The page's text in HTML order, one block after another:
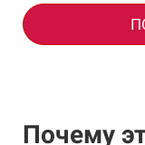
Почему